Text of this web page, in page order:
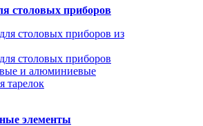
столовых приборов
столовых приборов из
столовых приборов
и алюминиевые
тарелок
элементы